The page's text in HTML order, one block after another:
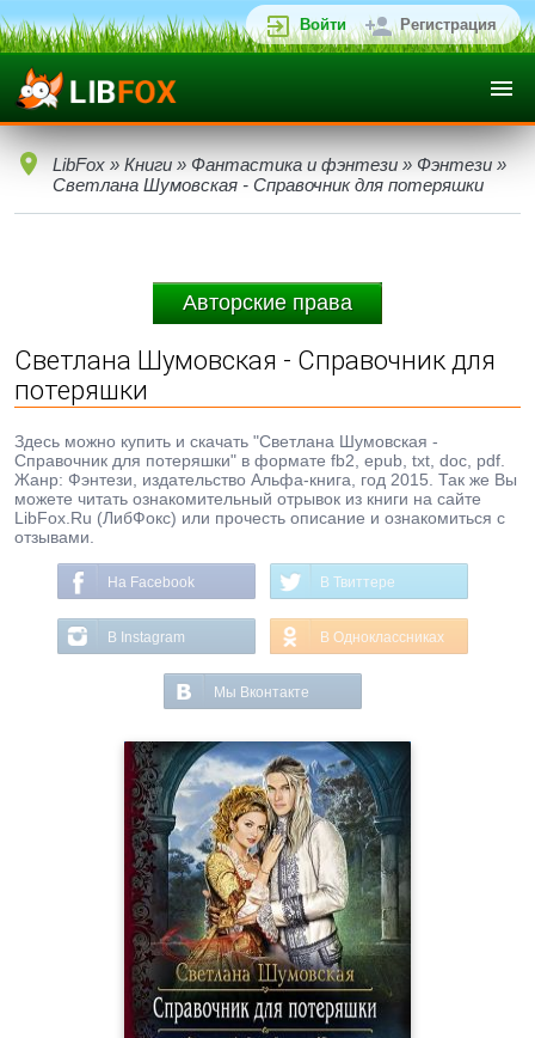
Войти Регистрация
LibFox » Книги » Фантастика и фэнтези » Фэнтези »
Светлана Шумовская - Справочник для потеряшки
Авторские права
Светлана Шумовская - Справочник для
потеряшки
Здесь можно купить и скачать "Светлана Шумовская -
Справочник для потеряшки" в формате fb2, epub, txt, doc, pdf.
Жанр: Фэнтези, издательство Альфа-книга, год 2015. Так же Вы
можете читать ознакомительный отрывок из книги на сайте
LibFox.Ru (ЛибФокс) или прочесть описание и ознакомиться с
отзывами.
На Facebook В Твиттере
В Instagram В Одноклассниках
Мы Вконтакте